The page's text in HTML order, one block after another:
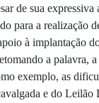
de sua expressiva
para a realização
à implantação
a palavra, a
exemplo, as
e do Leilão